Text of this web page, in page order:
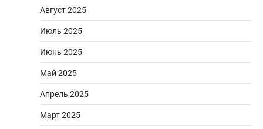
Август 2025
Июль 2025
Июнь 2025
Май 2025
Апрель 2025
Март 2025